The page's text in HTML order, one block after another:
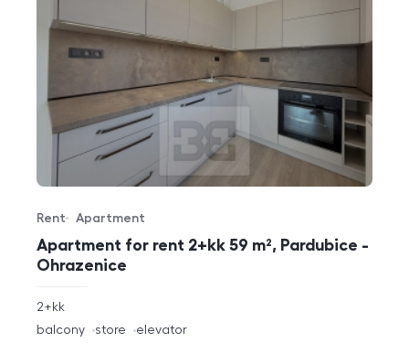
Apartment for rent 2+kk 59 m², Pardubice -
Ohrazenice
Offer type
Rent
Property type
Apartment
rozměry
disposition
2+kk
funkce
balcony store elevator